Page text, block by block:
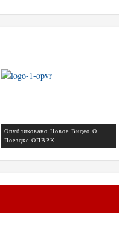
Опубликовано Новое Видео О
Поездке ОПВРК